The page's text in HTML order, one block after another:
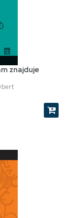
znajduje